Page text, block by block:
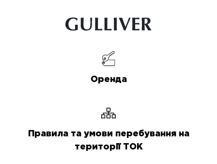
Оренда
Правила та умови перебування на
території ТОК